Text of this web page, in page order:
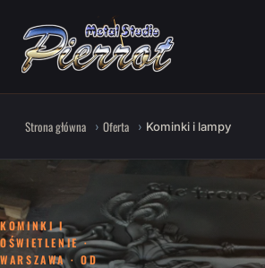
Strona główna Oferta Kominki i lampy
KOMINKI I
OŚWIETLENIE ·
WARSZAWA · OD